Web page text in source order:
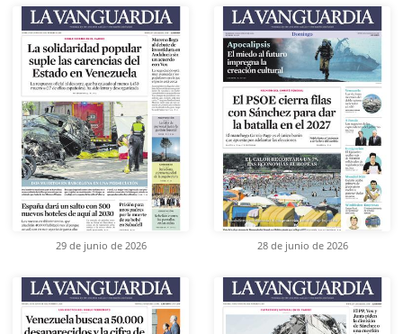
29 de junio de 2026 28 de junio de 2026